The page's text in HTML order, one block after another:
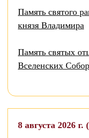
Память святого
князя Владимира
Память святых
Вселенских
8 августа 2026